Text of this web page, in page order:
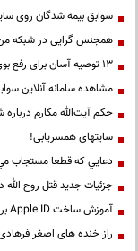
سوابق بیمه شدگان روی
همجنس گرایی در شبکه
13 توصیه آسان برای رفع بوی بد دهان
مشاهده سامانه آنلاين
حكم آيت‌الله مكارم
سایتهای همسریابی!
دعايي كه قطعا مستجاب
جزئیات جدید قتل روح الله
آموزش ساخت Apple ID برای کاربران ایرانی
راز خنده های اصغر